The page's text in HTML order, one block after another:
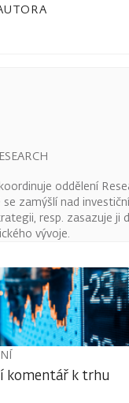
oddělení
zamýšlí nad
resp. zasazuje ji
vývoje.
komentář k trhu